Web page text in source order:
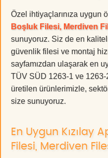
Özel ihtiyaçlarınıza uygun
Boşluk Filesi, Merdiven
sunuyoruz. Siz de en
güvenlik filesi ve montaj
sayfamızdan ulaşarak en
TÜV SÜD 1263-1 ve
üretilen ürünlerimizle,
size sunuyoruz.
En Uygun Kızılay
Filesi, Merdiven